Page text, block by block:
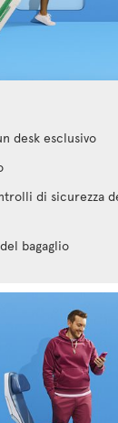
desk esclusivo
di sicurezza
bagaglio